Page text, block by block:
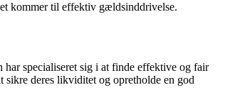
kommer til effektiv gældsinddrivelse.
specialiseret sig i at finde effektive og fair
deres likviditet og opretholde en god